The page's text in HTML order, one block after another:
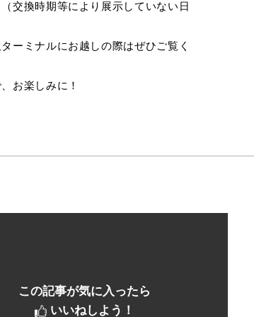
交換時期等により展示していない日
ーミナルにお越しの際はぜひご覧く
お楽しみに！
この記事が気に入ったら
いいねしよう！